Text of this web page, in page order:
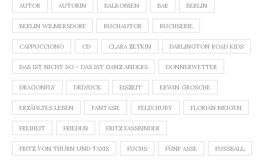
AUTOR AUTORIN BALKONIEN BAR BERLIN
BERLIN WILMERSDORF BUCHAUTOR BUCHSERIE
CAPPUCCIONO CD CLARA ZETKIN DARLINGTON ROAD KIDS
DAS IST NICHT SO – DAS IST GANZ ANDERS DONNERWETTER
DRAGONFLY DRDJUCK EISZEIT ERWIN GROSCHE
ERZÄHLTES LEBEN FANTASIE FELIX HUBY FLORIAN MEIGEN
FREIHEIT FRIEDEN FRITZ FASSBINDER
FRITZ VON THURN UND TAXIS FUCHS FÜNF ASSE FUSSBALL